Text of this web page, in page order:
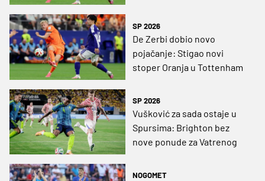
SP 2026
De Zerbi dobio novo
pojačanje: Stigao novi
stoper Oranja u Tottenham
SP 2026
Vušković za sada ostaje u
Spursima: Brighton bez
nove ponude za Vatrenog
NOGOMET